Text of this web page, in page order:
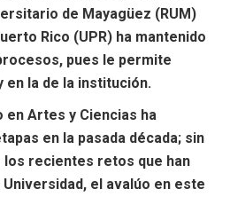
de Mayagüez (RUM)
Rico (UPR) ha mantenido
pues le permite
en la de la institución.
en Artes y Ciencias ha
en la pasada década; sin
los recientes retos que han
el avalúo en este